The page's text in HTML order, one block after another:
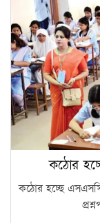
কঠোর
কঠোর হচ্ছে